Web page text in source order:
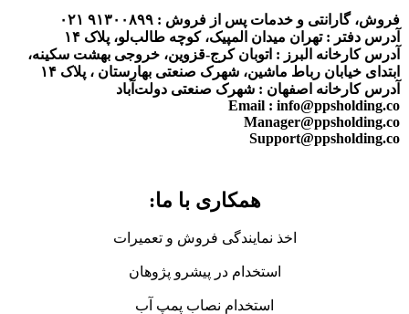
فروش، گارانتی و خدمات پس از فروش : ۹۱۳۰۰۸۹۹ ۰۲۱
آدرس دفتر : تهران میدان المپیک، کوچه طالب‌لو، پلاک ۱۴
آدرس کارخانه البرز : اتوبان کرج-قزوین، خروجی بهشت سکینه،
ابتدای خیابان رباط ماشین، شهرک صنعتی بهارستان ، پلاک ۱۴
آدرس کارخانه اصفهان : شهرک صنعتی دولت‌آباد
Email : info@ppsholding.co
Manager@ppsholding.co
Support@ppsholding.co
همکاری با ما:
اخذ نمایندگی فروش و تعمیرات
استخدام در پیشرو پژوهان
استخدام نصاب پمپ آب